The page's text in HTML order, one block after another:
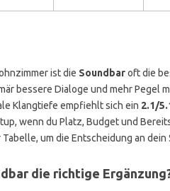
ist die Soundbaroft die
bessere Dialoge und mehr Pegel
Klangtiefe empfiehlt sich ein 2.1/
wenn du Platz, Budget und
um die Entscheidung an dein
die richtige